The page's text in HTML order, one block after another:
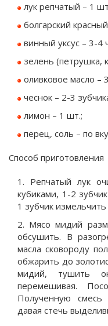
лук репчатый – 1
болгарский
винный уксус – 3-4
зелень (петрушка,
оливковое масло –
чеснок – 2-3
лимон – 1 шт.;
перец, соль – по
Способ приготовления
Репчатый лук
кубиками, 1-2
1 зубчик
Мясо мидий
обсушить. В
масла сковороду
обжарить до
мидий, тушить
перемешивая.
Полученную смесь
давая стечь